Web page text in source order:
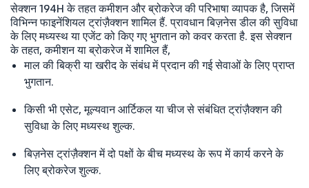
सेक्शन 194H के तहत कमीशन और ब्रोकरेज की परिभाषा व्यापक है, जिसमें
विभिन्न फाइनेंशियल ट्रांज़ैक्शन शामिल हैं. प्रावधान बिज़नेस डील की सुविधा
के लिए मध्यस्थ या एजेंट को किए गए भुगतान को कवर करता है. इस सेक्शन
के तहत, कमीशन या ब्रोकरेज में शामिल हैं,
माल की बिक्री या खरीद के संबंध में प्रदान की गई सेवाओं के लिए प्राप्त
भुगतान.
किसी भी एसेट, मूल्यवान आर्टिकल या चीज से संबंधित ट्रांज़ैक्शन की
सुविधा के लिए मध्यस्थ शुल्क.
बिज़नेस ट्रांज़ैक्शन में दो पक्षों के बीच मध्यस्थ के रूप में कार्य करने के
लिए ब्रोकरेज शुल्क.